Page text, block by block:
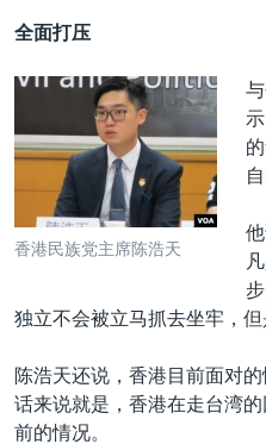
全面打压
香港民族党主席陈浩天
独立不会被立马抓去坐牢，
陈浩天还说，香港目前面对
话来说就是，香港在走台湾
前的情况。